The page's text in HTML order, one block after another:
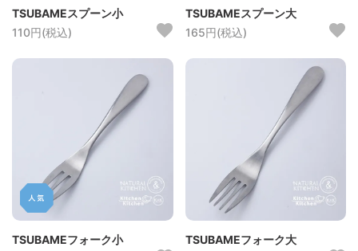
TSUBAMEスプーン小
110円(税込)
TSUBAMEスプーン大
165円(税込)
TSUBAMEフォーク小
TSUBAMEフォーク大